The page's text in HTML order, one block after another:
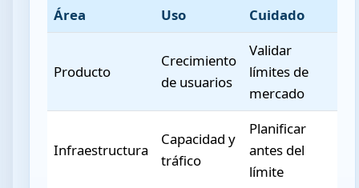
Área Uso Cuidado
Producto
Crecimiento
de usuarios
Validar
límites de
mercado
Infraestructura
Capacidad y
tráfico
Planificar
antes del
límite